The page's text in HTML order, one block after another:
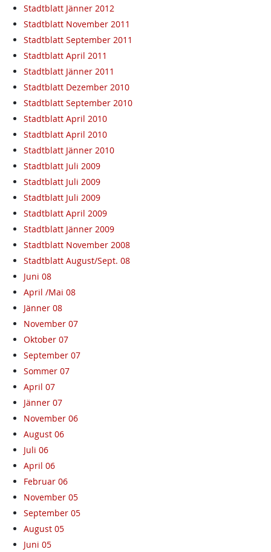
Stadtblatt Jänner 2012
Stadtblatt November 2011
Stadtblatt September 2011
Stadtblatt April 2011
Stadtblatt Jänner 2011
Stadtblatt Dezember 2010
Stadtblatt September 2010
Stadtblatt April 2010
Stadtblatt April 2010
Stadtblatt Jänner 2010
Stadtblatt Juli 2009
Stadtblatt Juli 2009
Stadtblatt Juli 2009
Stadtblatt April 2009
Stadtblatt Jänner 2009
Stadtblatt November 2008
Stadtblatt August/Sept. 08
Juni 08
April /Mai 08
Jänner 08
November 07
Oktober 07
September 07
Sommer 07
April 07
Jänner 07
November 06
August 06
Juli 06
April 06
Februar 06
November 05
September 05
August 05
Juni 05